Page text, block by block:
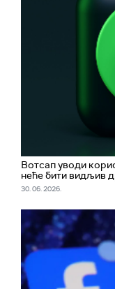
Вотсап уводи
неће бити видљив
30. 06. 2026.